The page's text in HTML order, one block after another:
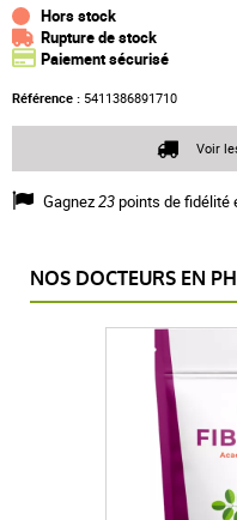
Hors stock
Rupture de stock
Paiement sécurisé
Référence : 5411386891710
Gagnez23points de fidélité
Voir
NOS DOCTEURS EN